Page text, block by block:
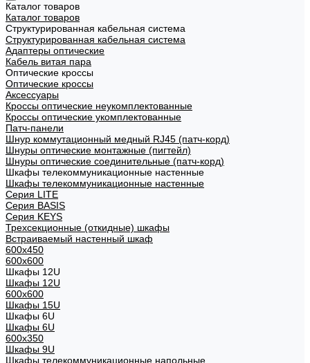
Каталог товаров
Каталог товаров
Структурированная кабельная система
Структурированная кабельная система
Адаптеры оптические
Кабель витая пара
Оптические кроссы
Оптические кроссы
Аксессуары
Кроссы оптические неукомплектованные
Кроссы оптические укомплектованные
Патч-панели
Шнур коммутационный медный RJ45 (патч-корд)
Шнуры оптические монтажные (пигтейл)
Шнуры оптические соединительные (патч-корд)
Шкафы телекоммуникационные настенные
Шкафы телекоммуникационные настенные
Cерия LITE
Cерия BASIS
Cерия KEYS
Трехсекционные (откидные) шкафы
Встраиваемый настенный шкаф
600x450
600x600
Шкафы 12U
Шкафы 12U
600x600
Шкафы 15U
Шкафы 6U
Шкафы 6U
600x350
Шкафы 9U
Шкафы телекоммуникационные напольные